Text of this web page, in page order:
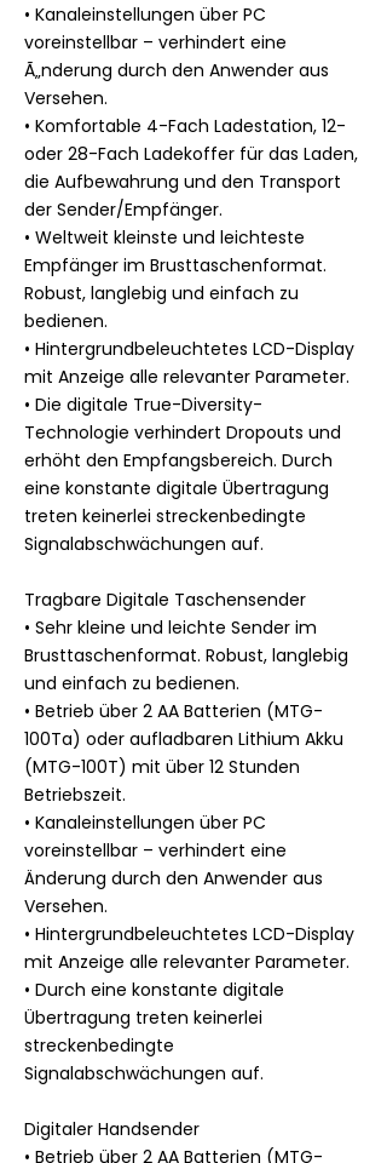
• Kanaleinstellungen über PC
voreinstellbar – verhindert eine
Ã„nderung durch den Anwender aus
Versehen.
• Komfortable 4-Fach Ladestation, 12-
oder 28-Fach Ladekoffer für das Laden,
die Aufbewahrung und den Transport
der Sender/Empfänger.
• Weltweit kleinste und leichteste
Empfänger im Brusttaschenformat.
Robust, langlebig und einfach zu
bedienen.
• Hintergrundbeleuchtetes LCD-Display
mit Anzeige alle relevanter Parameter.
• Die digitale True-Diversity-
Technologie verhindert Dropouts und
erhöht den Empfangsbereich. Durch
eine konstante digitale Übertragung
treten keinerlei streckenbedingte
Signalabschwächungen auf.
Tragbare Digitale Taschensender
• Sehr kleine und leichte Sender im
Brusttaschenformat. Robust, langlebig
und einfach zu bedienen.
• Betrieb über 2 AA Batterien (MTG-
100Ta) oder aufladbaren Lithium Akku
(MTG-100T) mit über 12 Stunden
Betriebszeit.
• Kanaleinstellungen über PC
voreinstellbar – verhindert eine
Änderung durch den Anwender aus
Versehen.
• Hintergrundbeleuchtetes LCD-Display
mit Anzeige alle relevanter Parameter.
• Durch eine konstante digitale
Übertragung treten keinerlei
streckenbedingte
Signalabschwächungen auf.
Digitaler Handsender
• Betrieb über 2 AA Batterien (MTG-